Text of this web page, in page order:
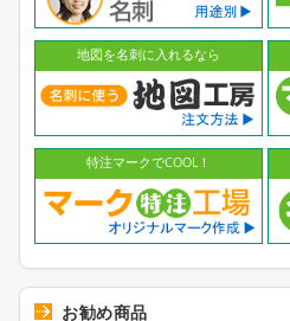
地図を名刺に入れるなら
特注マークでCOOL！
お勧め商品